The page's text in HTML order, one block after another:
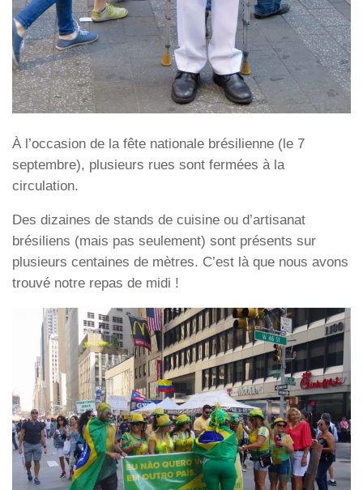
À l’occasion de la fête nationale brésilienne (le 7
septembre), plusieurs rues sont fermées à la
circulation.
Des dizaines de stands de cuisine ou d’artisanat
brésiliens (mais pas seulement) sont présents sur
plusieurs centaines de mètres. C’est là que nous avons
trouvé notre repas de midi !